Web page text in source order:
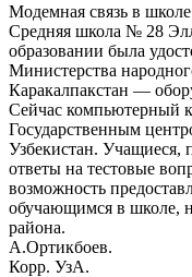
Модемная связь в школе
Средняя школа № 28
образовании была
Министерства
Каракалпакстан —
Сейчас компьютерный
Государственным
Узбекистан. Учащиеся,
ответы на тестовые
возможность
обучающимся в школе,
района.
А.Ортикбоев.
Корр. УзА.